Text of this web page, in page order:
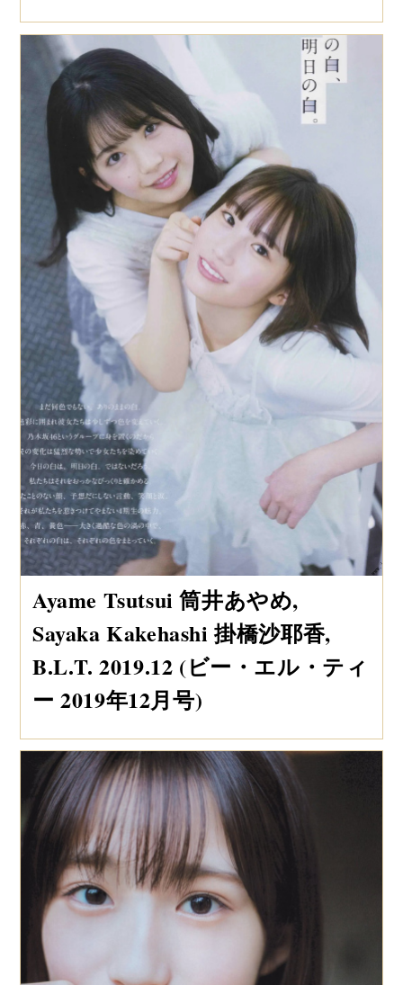
Ayame Tsutsui 筒井あやめ,
Sayaka Kakehashi 掛橋沙耶香,
B.L.T. 2019.12 (ビー・エル・ティ
ー 2019年12月号)